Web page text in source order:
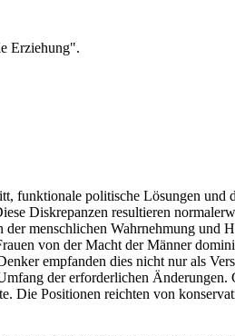
Erziehung".
funktionale politische Lösungen und
Diskrepanzen resultieren
der menschlichen Wahrnehmung und
von der Macht der Männer
empfanden dies nicht nur als
der erforderlichen Änderungen.
Die Positionen reichten von